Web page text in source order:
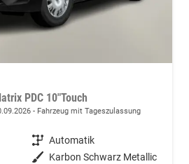
PDC 10"Touch
Fahrzeug mit Tageszulassung
Getriebe Automatik
Außenfarbe Karbon Schwarz Metallic